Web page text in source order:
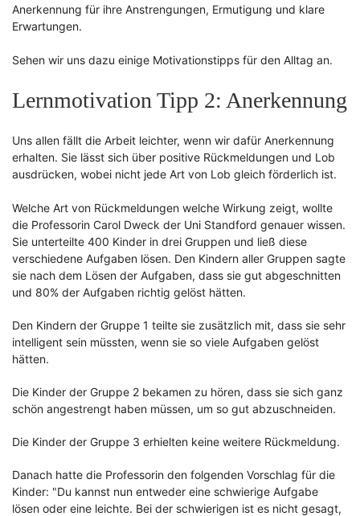
Anerkennung für ihre Anstrengungen, Ermutigung und klare
Erwartungen.
Sehen wir uns dazu einige Motivationstipps für den Alltag an.
Lernmotivation Tipp 2: Anerkennung
Uns allen fällt die Arbeit leichter, wenn wir dafür Anerkennung
erhalten. Sie lässt sich über positive Rückmeldungen und Lob
ausdrücken, wobei nicht jede Art von Lob gleich förderlich ist.
Welche Art von Rückmeldungen welche Wirkung zeigt, wollte
die Professorin Carol Dweck der Uni Standford genauer wissen.
Sie unterteilte 400 Kinder in drei Gruppen und ließ diese
verschiedene Aufgaben lösen. Den Kindern aller Gruppen sagte
sie nach dem Lösen der Aufgaben, dass sie gut abgeschnitten
und 80% der Aufgaben richtig gelöst hätten.
Den Kindern der Gruppe 1 teilte sie zusätzlich mit, dass sie sehr
intelligent sein müssten, wenn sie so viele Aufgaben gelöst
hätten.
Die Kinder der Gruppe 2 bekamen zu hören, dass sie sich ganz
schön angestrengt haben müssen, um so gut abzuschneiden.
Die Kinder der Gruppe 3 erhielten keine weitere Rückmeldung.
Danach hatte die Professorin den folgenden Vorschlag für die
Kinder: "Du kannst nun entweder eine schwierige Aufgabe
lösen oder eine leichte. Bei der schwierigen ist es nicht gesagt,